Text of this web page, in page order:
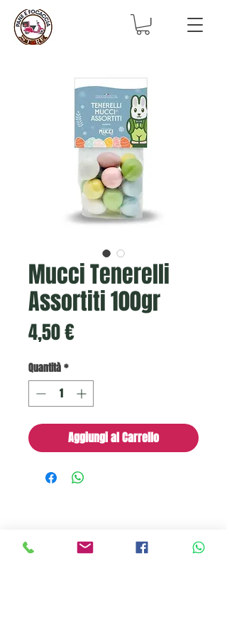
Mucci Tenerelli
Assortiti 100gr
4,50 €Prezzo
Quantità*
Aggiungi al Carrello